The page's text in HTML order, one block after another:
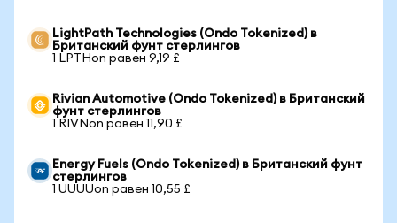
LightPath Technologies (Ondo Tokenized) в
Британский фунт стерлингов
1 LPTHon равен 9,19 £
Rivian Automotive (Ondo Tokenized) в Британский
фунт стерлингов
1 RIVNon равен 11,90 £
Energy Fuels (Ondo Tokenized) в Британский фунт
стерлингов
1 UUUUon равен 10,55 £